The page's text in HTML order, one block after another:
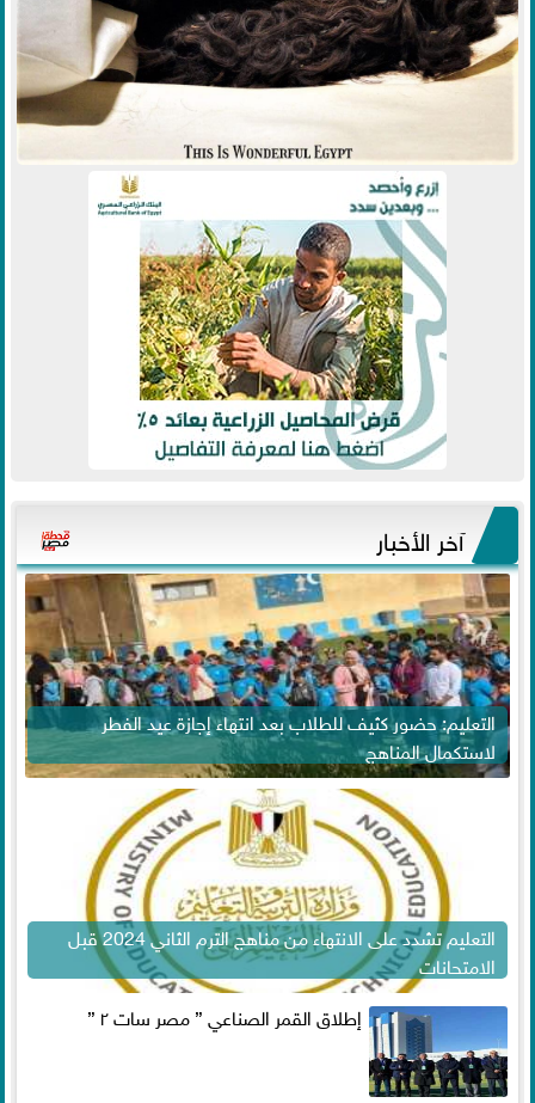
آخر الأخبار
التعليم: حضور كثيف للطلاب بعد انتهاء إجازة عيد الفطر
لاستكمال المناهج
التعليم تشدد على الانتهاء من مناهج الترم الثاني 2024 قبل
الامتحانات
إطلاق القمر الصناعي ” مصر سات ٢ ”